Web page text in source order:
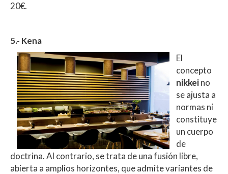
20€.
5.- Kena
El
concepto
nikkeino
se ajusta a
normas ni
constituye
un cuerpo
de
doctrina. Al contrario, se trata de una fusión libre,
abierta a amplios horizontes, que admite variantes de